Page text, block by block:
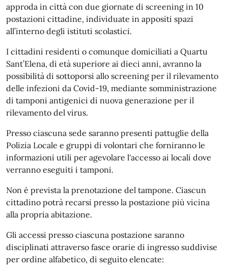
approda in città con due giornate di screening in 10
postazioni cittadine, individuate in appositi spazi
all’interno degli istituti scolastici.
I cittadini residenti o comunque domiciliati a Quartu
Sant’Elena, di età superiore ai dieci anni, avranno la
possibilità di sottoporsi allo screening per il rilevamento
delle infezioni da Covid-19, mediante somministrazione
di tamponi antigenici di nuova generazione per il
rilevamento del virus.
Presso ciascuna sede saranno presenti pattuglie della
Polizia Locale e gruppi di volontari che forniranno le
informazioni utili per agevolare l'accesso ai locali dove
verranno eseguiti i tamponi.
Non è prevista la prenotazione del tampone. Ciascun
cittadino potrà recarsi presso la postazione più vicina
alla propria abitazione.
Gli accessi presso ciascuna postazione saranno
disciplinati attraverso fasce orarie di ingresso suddivise
per ordine alfabetico, di seguito elencate: